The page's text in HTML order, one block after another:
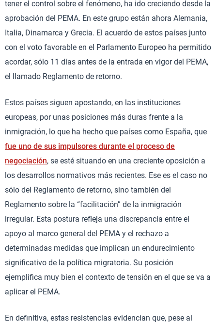
tener el control sobre el fenómeno, ha ido creciendo desde la
aprobación del PEMA. En este grupo están ahora Alemania,
Italia, Dinamarca y Grecia. El acuerdo de estos países junto
con el voto favorable en el Parlamento Europeo ha permitido
acordar, sólo 11 días antes de la entrada en vigor del PEMA,
el llamado Reglamento de retorno.
Estos países siguen apostando, en las instituciones
europeas, por unas posiciones más duras frente a la
inmigración, lo que ha hecho que países como España, que
fue uno de sus impulsores durante el proceso de
negociación, se esté situando en una creciente oposición a
los desarrollos normativos más recientes. Ese es el caso no
sólo del Reglamento de retorno, sino también del
Reglamento sobre la “facilitación” de la inmigración
irregular. Esta postura refleja una discrepancia entre el
apoyo al marco general del PEMA y el rechazo a
determinadas medidas que implican un endurecimiento
significativo de la política migratoria. Su posición
ejemplifica muy bien el contexto de tensión en el que se va a
aplicar el PEMA.
En definitiva, estas resistencias evidencian que, pese al